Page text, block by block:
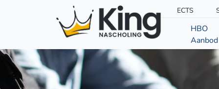
ECTS
HBO
Aanbod